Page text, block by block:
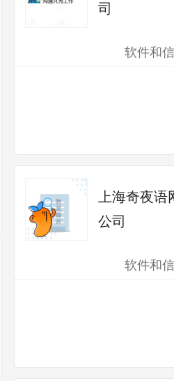
司
软件和
上海奇夜
公司
软件和